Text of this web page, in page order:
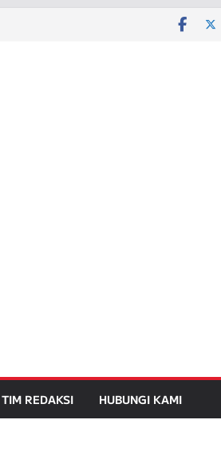
TIM REDAKSI HUBUNGI KAMI